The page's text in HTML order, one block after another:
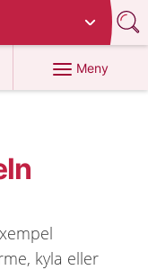
Meny
kyla eller